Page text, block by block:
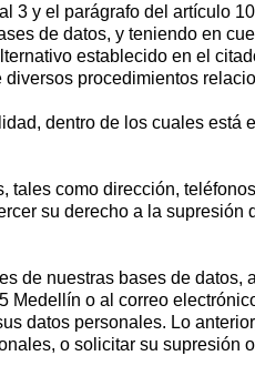
3 y el parágrafo del artículo
de datos, y teniendo en
establecido en el
procedimientos
dentro de los cuales está
como dirección,
su derecho a la
de nuestras bases de datos,
o al correo
datos personales. Lo
o solicitar su supresión